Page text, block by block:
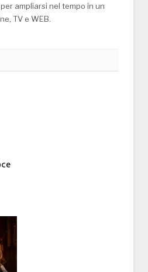
ampliarsi nel tempo in un
TV e WEB.